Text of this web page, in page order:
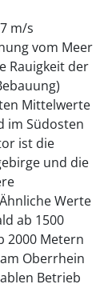
m/s
vom Meer
Rauigkeit der
Mittelwerte
im Südosten
ist die
und die
Werte
ab 1500
2000 Metern
Oberrhein
Betrieb